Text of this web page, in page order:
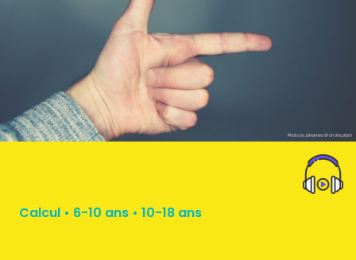
Photo by Johannes W on Unsplash
Calcul • 6-10 ans • 10-18 ans